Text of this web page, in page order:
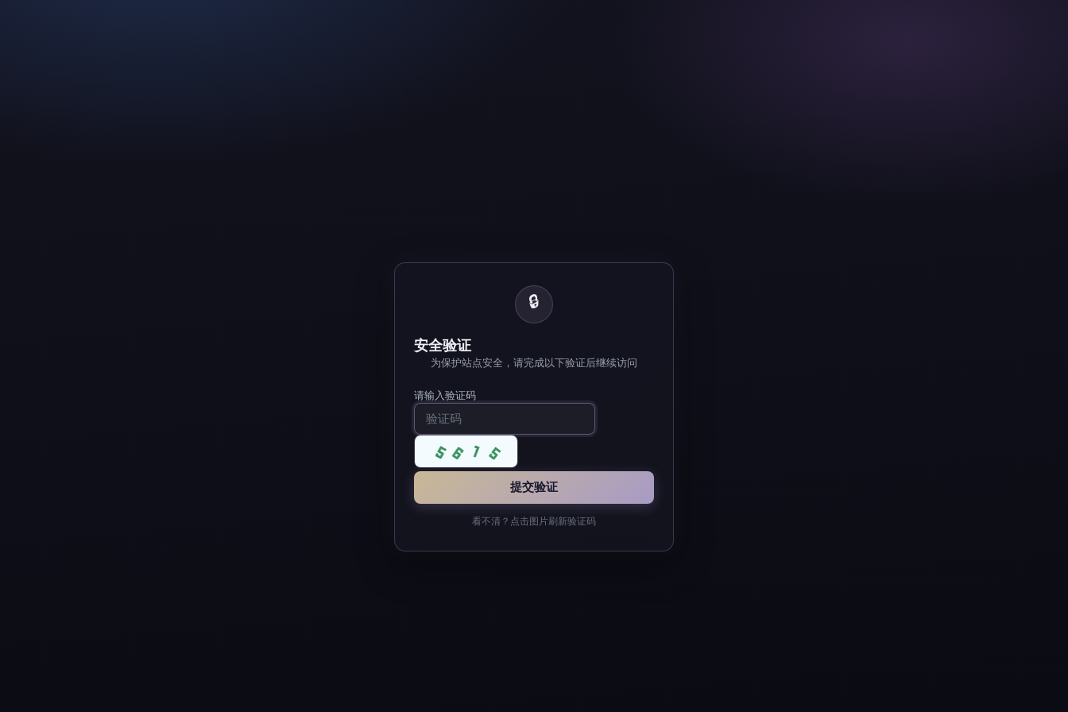
🔒
安全验证
为保护站点安全，请完成以下验证后继续访问
请输入验证码
看不清？点击图片刷新验证码